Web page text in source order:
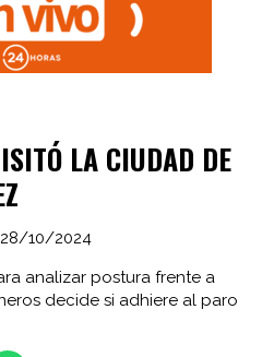
LA CIUDAD DE
analizar postura frente a
decide si adhiere al paro
28/10/2024